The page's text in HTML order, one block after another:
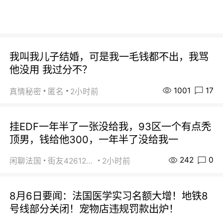
我叫我儿子结婚，可是我一毛钱都不出，我骂
他没用 我过分不？
真情秘密 匿名 2小时前 1001 17
挂EDF一年半了一张没给我，93区一个有点秃
顶男，钱给他300，一年半了没给我一
闲聊法国 街友42612092 2小时前 242 0
8月6日要闻：法国医学实习名额大增！地铁8
号线部分关闭！宠物店违规罚款出炉！